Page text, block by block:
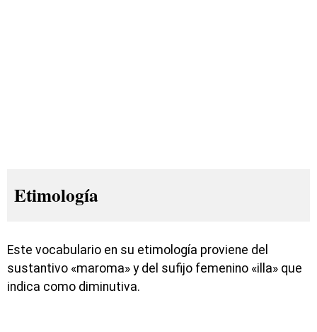
Etimología
Este vocabulario en su etimología proviene del
sustantivo «maroma» y del sufijo femenino «illa» que
indica como diminutiva.